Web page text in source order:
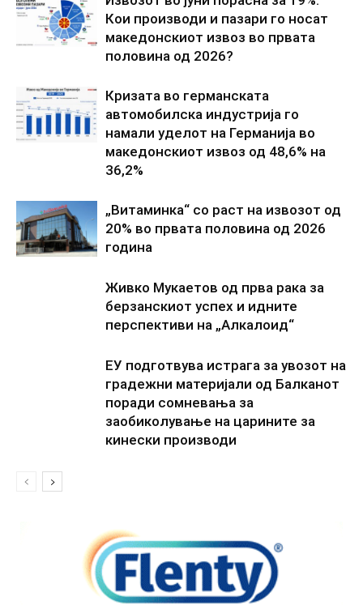
Кои производи и пазари го носат
македонскиот извоз во првата
половина од 2026?
Кризата во германската
автомобилска индустрија го
намали уделот на Германија во
македонскиот извоз од 48,6% на
36,2%
„Витаминка“ со раст на извозот од
20% во првата половина од 2026
година
Живко Мукаетов од прва рака за
берзанскиот успех и идните
перспективи на „Алкалоид“
ЕУ подготвува истрага за увозот на
градежни материјали од Балканот
поради сомневања за
заобиколување на царините за
кинески производи